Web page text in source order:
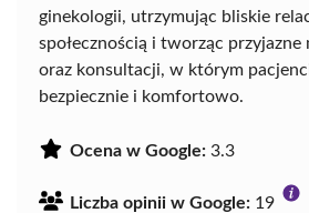
ginekologii, utrzymując bliskie
społecznością i tworząc przyjazne
oraz konsultacji, w którym
bezpiecznie i komfortowo.
Ocena w Google: 3.3
Liczba opinii w Google: 19